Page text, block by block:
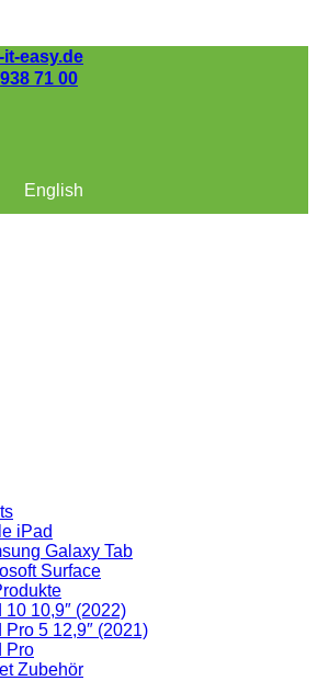
easy.de
71 00
English
iPad
Galaxy Tab
Surface
10 10,9″ (2022)
Pro 5 12,9″ (2021)
Pro
Zubehör